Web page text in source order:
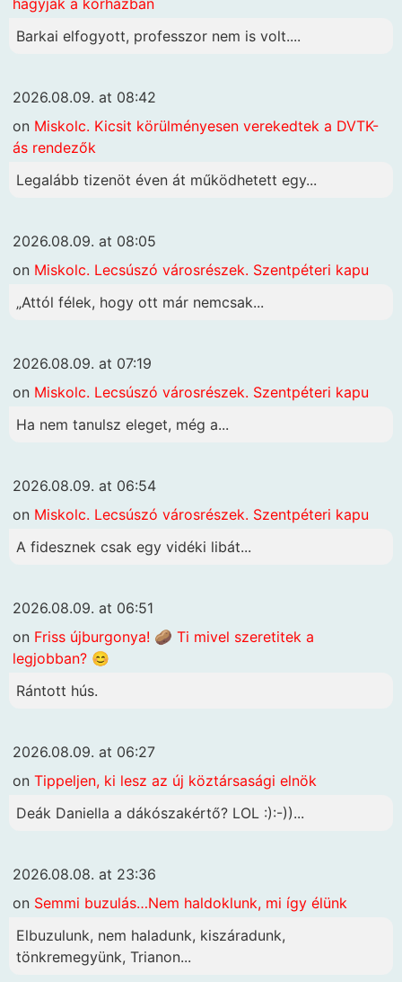
hagyják a kórházban
Barkai elfogyott, professzor nem is volt....
2026.08.09. at 08:42
on Miskolc. Kicsit körülményesen verekedtek a DVTK-
ás rendezők
Legalább tizenöt éven át működhetett egy...
2026.08.09. at 08:05
on Miskolc. Lecsúszó városrészek. Szentpéteri kapu
„Attól félek, hogy ott már nemcsak...
2026.08.09. at 07:19
on Miskolc. Lecsúszó városrészek. Szentpéteri kapu
Ha nem tanulsz eleget, még a...
2026.08.09. at 06:54
on Miskolc. Lecsúszó városrészek. Szentpéteri kapu
A fidesznek csak egy vidéki libát...
2026.08.09. at 06:51
on Friss újburgonya! 🥔 Ti mivel szeretitek a
legjobban? 😊
Rántott hús.
2026.08.09. at 06:27
on Tippeljen, ki lesz az új köztársasági elnök
Deák Daniella a dákószakértő? LOL :):-))...
2026.08.08. at 23:36
on Semmi buzulás…Nem haldoklunk, mi így élünk
Elbuzulunk, nem haladunk, kiszáradunk,
tönkremegyünk, Trianon...